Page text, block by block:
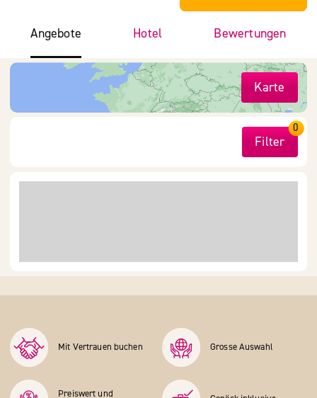
Angebote Hotel Bewertungen
Karte
Filter
0
Mit Vertrauen buchen Grosse Auswahl
Preiswert und